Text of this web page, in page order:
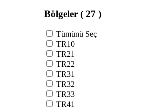
Bölgeler ( 27 )
Tümünü Seç
TR10
TR21
TR22
TR31
TR32
TR33
TR41